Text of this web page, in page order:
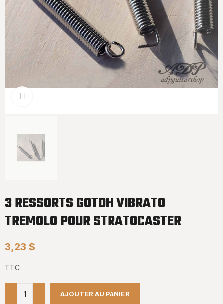
3 RESSORTS GOTOH VIBRATO
TREMOLO POUR STRATOCASTER
3,23 $
TTC
AJOUTER AU PANIER